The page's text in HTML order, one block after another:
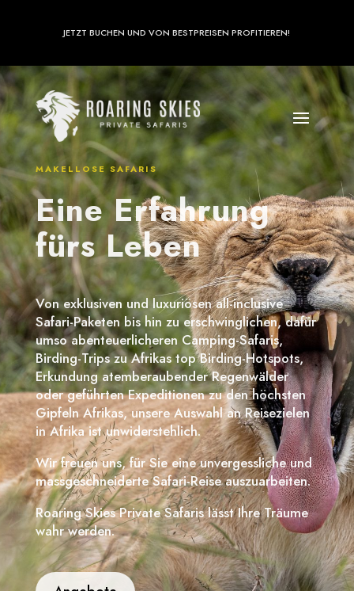
JETZT BUCHEN UND VON BESTPREISEN PROFITIEREN!
MAKELLOSE SAFARIS
Eine Erfahrung
fürs Leben
Von exklusiven und luxuriösen all-inclusive
Safari-Paketen bis hin zu erschwinglichen, dafür
umso abenteuerlicheren Camping-Safaris,
Birding-Trips zu Afrikas top Birding-Hotspots,
Erkundung atemberaubender Regenwälder
oder geführten Expeditionen zu den höchsten
Gipfeln Afrikas, unsere Auswahl an Reisezielen
in Afrika ist unwiderstehlich.
Wir freuen uns, für Sie eine unvergessliche und
massgeschneiderte Safari-Reise auszuarbeiten.
Roaring Skies Private Safaris lässt Ihre Träume
wahr werden.